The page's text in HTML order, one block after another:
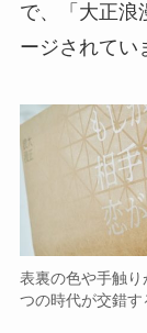
で、「大正浪
ージされてい
表裏の色や手触
つの時代が交錯